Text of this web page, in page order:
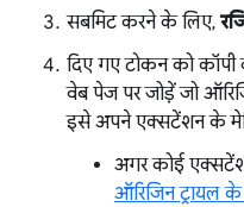
सबमिट करने के लिए,
दिए गए टोकन को
वेब पेज पर जोड़ें जो
इसे अपने एक्सटेंशन के
अगर कोई
ऑरिजिन ट्रायल के